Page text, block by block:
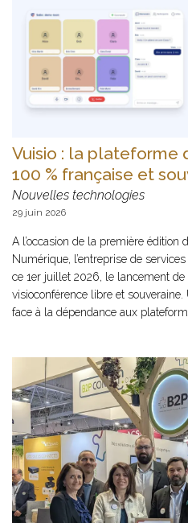
Vuisio : la plateforme
100 % française et
Nouvelles technologies
29 juin 2026
A l’occasion de la première édition
Numérique, l’entreprise de
ce 1er juillet 2026, le lancement de
visioconférence libre et
face à la dépendance aux